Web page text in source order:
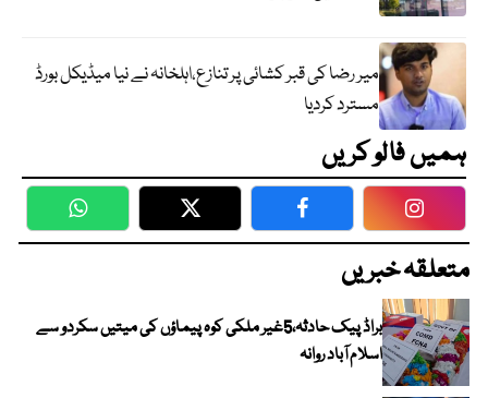
میر رضا کی قبر کشائی پر تنازع،اہلخانہ نے نیا میڈیکل بورڈ
مسترد کردیا
ہمیں فالو کریں
WhatsApp Twitter Facebook
متعلقہ خبریں
براڈ پیک حادثہ،5غیر ملکی کوہ پیماؤں کی میتیں سکردو سے
اسلام آباد روانہ